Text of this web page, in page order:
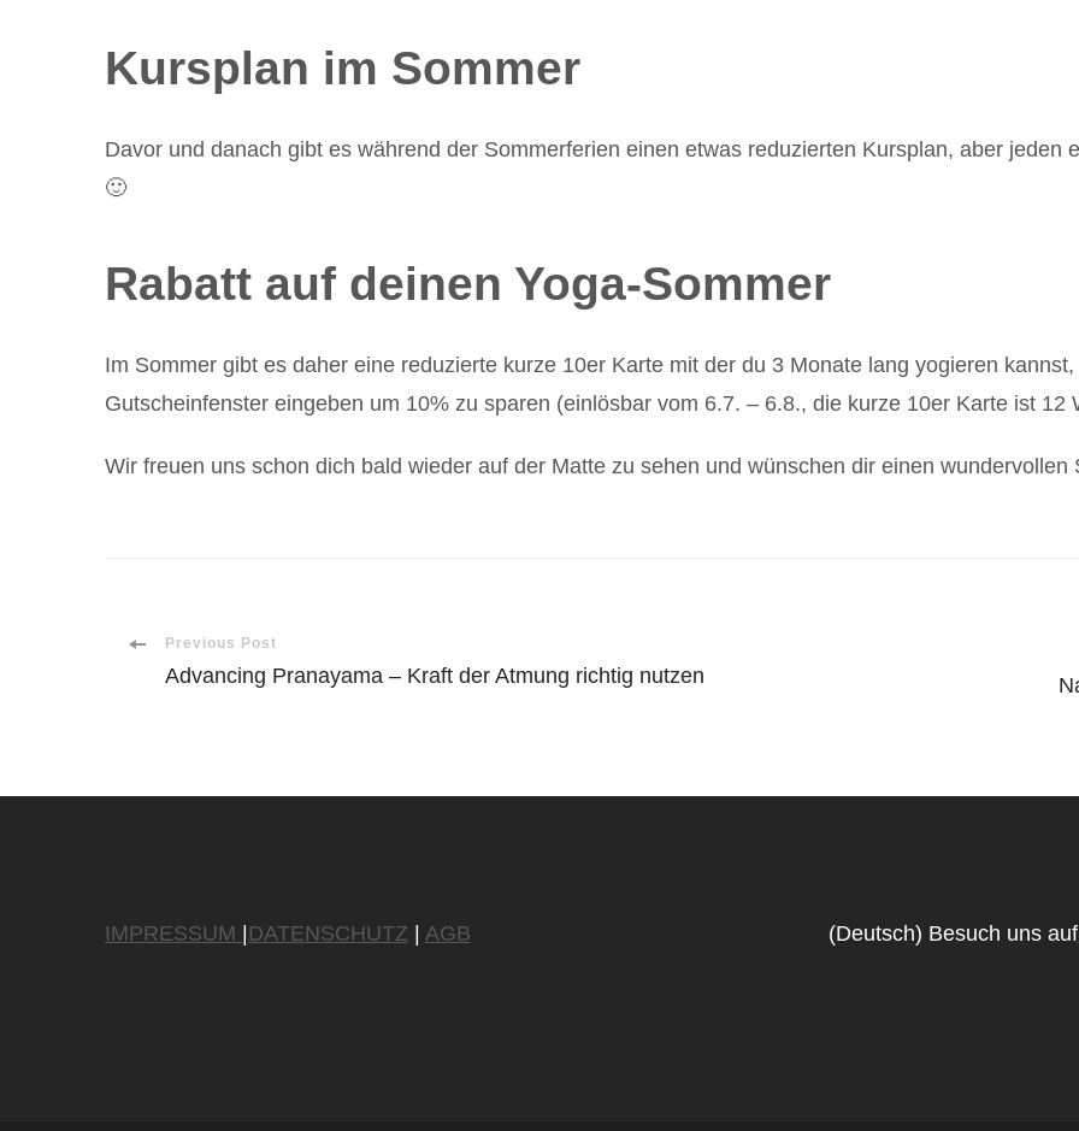
Kursplan im Sommer
Davor und danach gibt es während der Sommerferien einen etwas reduzierten Kursplan, aber jeden
🙂
Rabatt auf deinen Yoga-Sommer
Im Sommer gibt es daher eine reduzierte kurze 10er Karte mit der du 3 Monate lang yogieren
Gutscheinfenster eingeben um 10% zu sparen (einlösbar vom 6.7. – 6.8., die kurze 10er Karte ist 12
Wir freuen uns schon dich bald wieder auf der Matte zu sehen und wünschen dir einen wundervollen
PostPrevious Post
Advancing Pranayama – Kraft der Atmung richtig nutzen
IMPRESSUM |DATENSCHUTZ | AGB (Deutsch) Besuch uns auf